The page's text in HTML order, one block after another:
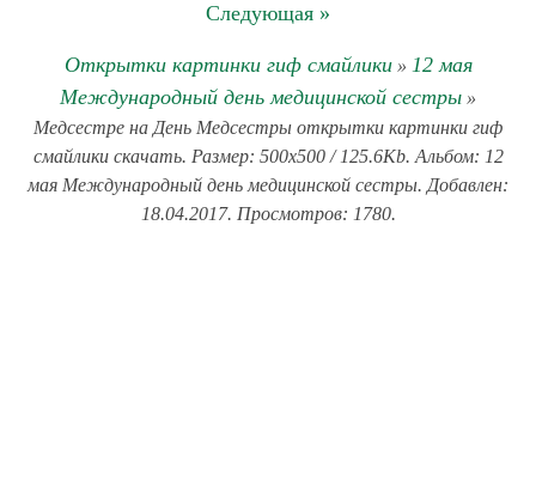
Следующая »
Открытки картинки гиф смайлики» 12 мая
Международный день медицинской сестры »
Медсестре на День Медсестры открытки картинки гиф
смайлики скачать. Размер: 500x500 / 125.6Kb. Альбом: 12
мая Международный день медицинской сестры. Добавлен:
18.04.2017. Просмотров: 1780.